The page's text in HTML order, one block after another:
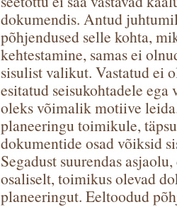
dokumendis. Antud
põhjendused selle kohta,
kehtestamine, samas ei
sisulist valikut. Vastatud ei
esitatud seisukohtadele
oleks võimalik motiive
planeeringu toimikule,
dokumentide osad võiksid
Segadust suurendas
osaliselt, toimikus olevad
planeeringut. Eeltoodud